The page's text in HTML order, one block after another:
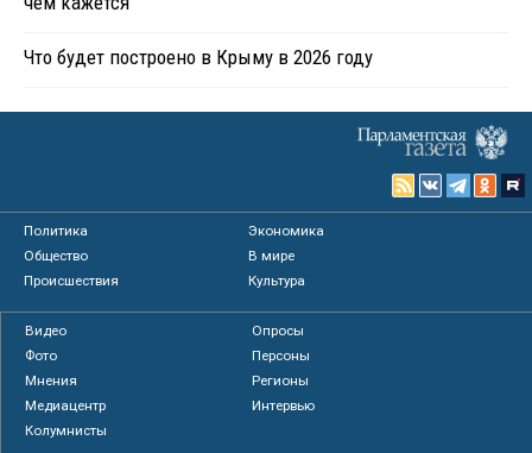
Что будет построено в Крыму в 2026 году
Политика
Экономика
Общество
В мире
Происшествия
Культура
Видео
Опросы
Фото
Персоны
Мнения
Регионы
Медиацентр
Интервью
Колумнисты